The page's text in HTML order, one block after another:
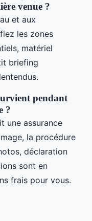
venue ?
et aux
les zones
matériel
briefing
pendant
?
une assurance
la procédure
déclaration
sont en
frais pour vous.